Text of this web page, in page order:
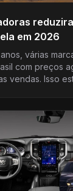
em 2026
várias
com preços
vendas. Isso